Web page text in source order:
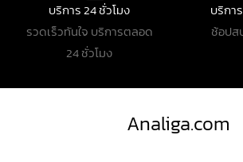
บริการ 24 ชั่วโมง
รวดเร็วทันใจ บริการตลอด
24 ชั่วโมง
บริกา
ช้อปส
Analiga.com